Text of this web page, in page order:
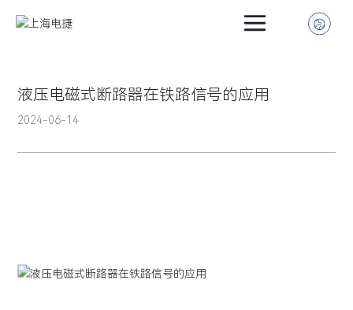
绍
液压电磁式断路器在铁路信号的应用
2024-06-14